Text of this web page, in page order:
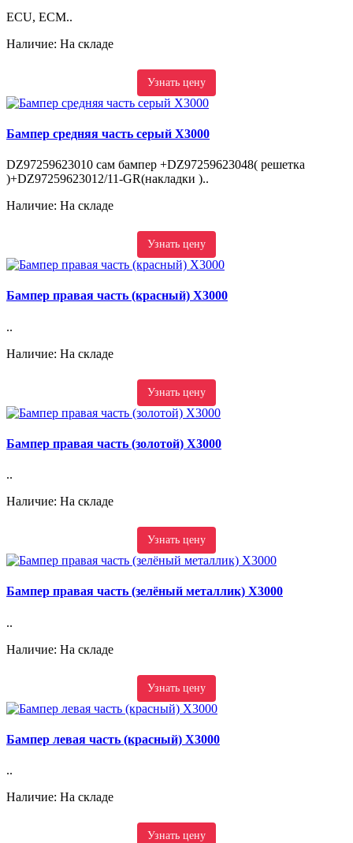
ECU, ECM..
Наличие: На складе
Узнать цену
Бампер средняя часть серый X3000
DZ97259623010 сам бампер +DZ97259623048( решетка
)+DZ97259623012/11-GR(накладки )..
Наличие: На складе
Узнать цену
Бампер правая часть (красный) X3000
..
Наличие: На складе
Узнать цену
Бампер правая часть (золотой) X3000
..
Наличие: На складе
Узнать цену
Бампер правая часть (зелёный металлик) X3000
..
Наличие: На складе
Узнать цену
Бампер левая часть (красный) X3000
..
Наличие: На складе
Узнать цену